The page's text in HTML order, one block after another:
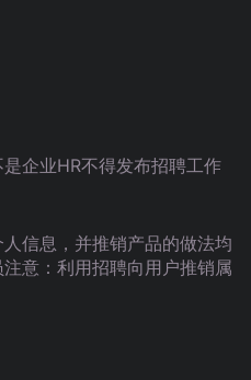
企业HR不得发布招聘工作
信息，并推销产品的做法均
意：利用招聘向用户推销属